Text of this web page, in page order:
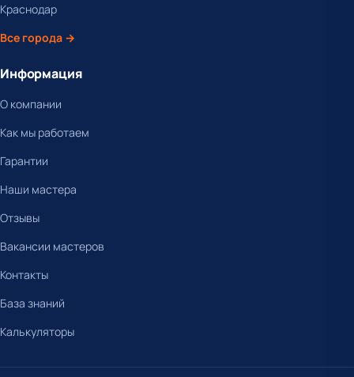
Краснодар
Все города →
Информация
О компании
Как мы работаем
Гарантии
Наши мастера
Отзывы
Вакансии мастеров
Контакты
База знаний
Калькуляторы